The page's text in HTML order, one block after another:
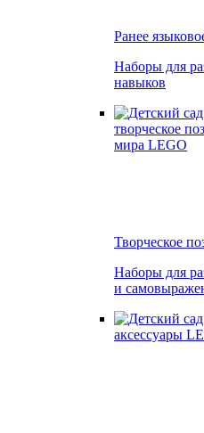
Ранее
Наборы для
навыков
Творческое
Наборы для
и